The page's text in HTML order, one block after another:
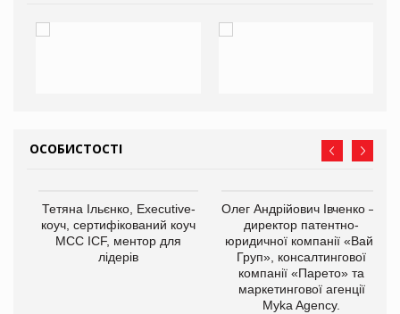
ОСОБИСТОСТІ
Тетяна Ільєнко, Executive-
коуч, сертифікований коуч
МСС ICF, ментор для
лідерів
Олег Андрійович Івченко —
директор патентно-
юридичної компанії «Вайз
Груп», консалтингової
компанії «Парето» та
маркетингової агенції
Myka Agency.